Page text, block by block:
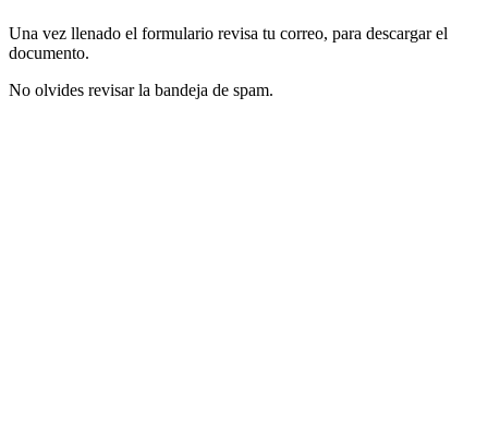
Una vez llenado el formulario revisa tu correo, para descargar el
documento.
No olvides revisar la bandeja de spam.